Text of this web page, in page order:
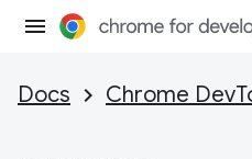
Docs Chrome